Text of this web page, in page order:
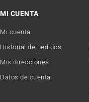
MI CUENTA
Mi cuenta
Historial de pedidos
Mis direcciones
Datos de cuenta